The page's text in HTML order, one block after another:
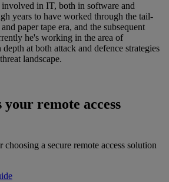
in IT, both in software and
years to have worked through the tail-
paper tape era, and the subsequent
he's working in the area of
at both attack and defence strategies
landscape.
your remote access
choosing a secure remote access solution